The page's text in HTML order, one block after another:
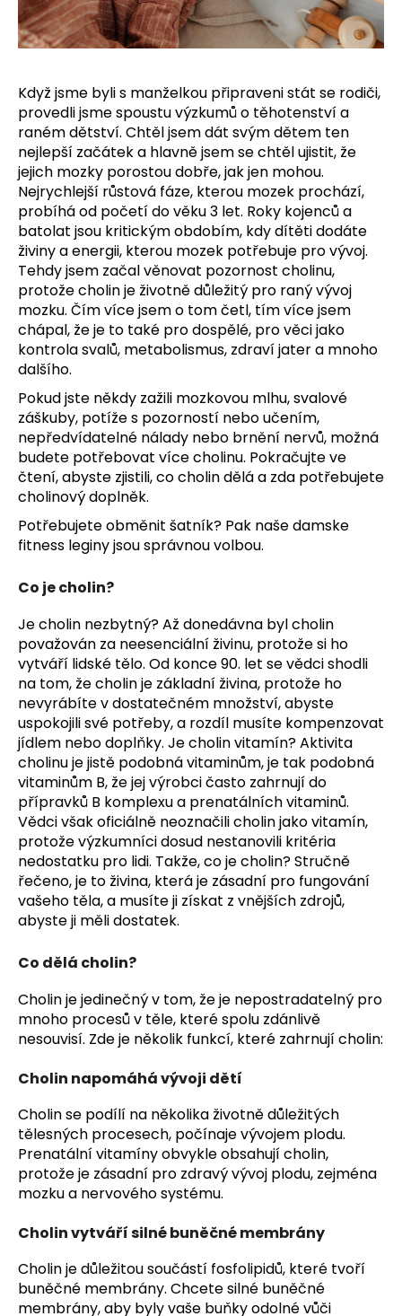
Když jsme byli s manželkou připraveni stát se rodiči,
provedli jsme spoustu výzkumů o těhotenství a
raném dětství. Chtěl jsem dát svým dětem ten
nejlepší začátek a hlavně jsem se chtěl ujistit, že
jejich mozky porostou dobře, jak jen mohou.
Nejrychlejší růstová fáze, kterou mozek prochází,
probíhá od početí do věku 3 let. Roky kojenců a
batolat jsou kritickým obdobím, kdy dítěti dodáte
živiny a energii, kterou mozek potřebuje pro vývoj.
Tehdy jsem začal věnovat pozornost cholinu,
protože cholin je životně důležitý pro raný vývoj
mozku. Čím více jsem o tom četl, tím více jsem
chápal, že je to také pro dospělé, pro věci jako
kontrola svalů, metabolismus, zdraví jater a mnoho
dalšího.
Pokud jste někdy zažili mozkovou mlhu, svalové
záškuby, potíže s pozorností nebo učením,
nepředvídatelné nálady nebo brnění nervů, možná
budete potřebovat více cholinu. Pokračujte ve
čtení, abyste zjistili, co cholin dělá a zda potřebujete
cholinový doplněk.
Potřebujete obměnit šatník? Pak našedamske
fitness leginyjsou správnou volbou.
Co je cholin?
Je cholin nezbytný? Až donedávna byl cholin
považován za neesenciální živinu, protože si ho
vytváří lidské tělo. Od konce 90. let se vědci shodli
na tom, že cholin je základní živina, protože ho
nevyrábíte v dostatečném množství, abyste
uspokojili své potřeby, a rozdíl musíte kompenzovat
jídlem nebo doplňky. Je cholin vitamín? Aktivita
cholinu je jistě podobná vitaminům, je tak podobná
vitaminům B, že jej výrobci často zahrnují do
přípravků B komplexu a prenatálních vitaminů.
Vědci však oficiálně neoznačili cholin jako vitamín,
protože výzkumníci dosud nestanovili kritéria
nedostatku pro lidi. Takže, co je cholin? Stručně
řečeno, je to živina, která je zásadní pro fungování
vašeho těla, a musíte ji získat z vnějších zdrojů,
abyste ji měli dostatek.
Co dělá cholin?
Cholin je jedinečný v tom, že je nepostradatelný pro
mnoho procesů v těle, které spolu zdánlivě
nesouvisí. Zde je několik funkcí, které zahrnují cholin:
Cholin napomáhá vývoji dětí
Cholin se podílí na několika životně důležitých
tělesných procesech, počínaje vývojem plodu.
Prenatální vitamíny obvykle obsahují cholin,
protože je zásadní pro zdravý vývoj plodu, zejména
mozku a nervového systému.
Cholin vytváří silné buněčné membrány
Cholin je důležitou součástí fosfolipidů, které tvoří
buněčné membrány. Chcete silné buněčné
membrány, aby byly vaše buňky odolné vůči
a
j
t
?
HLEDAT
D
o
p
o
r
č
u
j
e
m
e